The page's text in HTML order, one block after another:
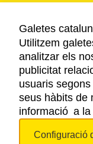
Galetes
Utilitzem
analitzar els
publicitat
usuaris
seus hàbits de
informació a la
Configuració